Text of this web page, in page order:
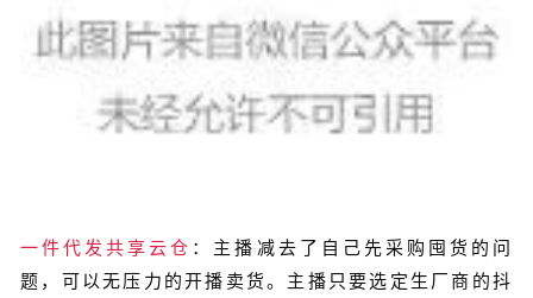
一件代发共享云仓 ：主播减去了自己先采购囤货的问
题，可以无压力的开播卖货。主播只要选定生厂商的抖